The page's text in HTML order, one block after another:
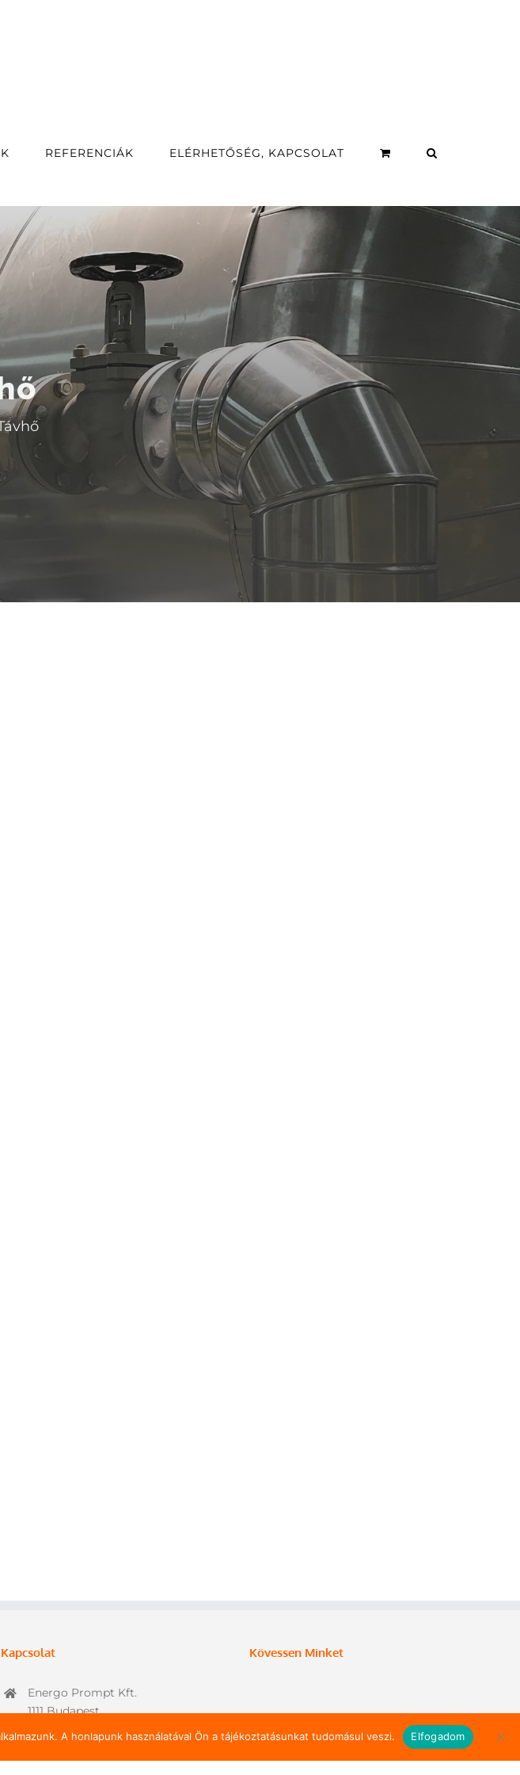
REFERENCIÁK ELÉRHETŐSÉG, KAPCSOLAT
Kapcsolat
Energo Prompt Kft.
1111 Budapest,
Stoczek utca 19.
Kövessen Minket
A honlapunk használatával Ön a tájékoztatásunkat tudomásul veszi. Elfogadom